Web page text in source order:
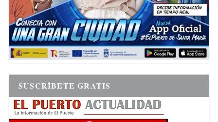
SUSCRÍBETE GRATIS